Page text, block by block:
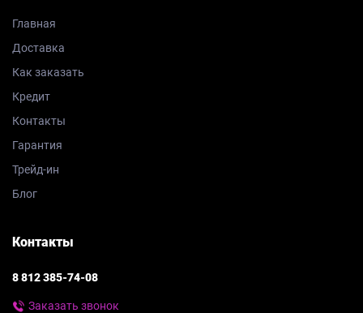
Главная
Доставка
Как заказать
Кредит
Контакты
Гарантия
Трейд-ин
Блог
Контакты
8 812 385-74-08
Заказать звонок